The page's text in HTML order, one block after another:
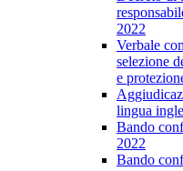
2022
Verbale
selezione
e
lingua
Bando
2022
Bando